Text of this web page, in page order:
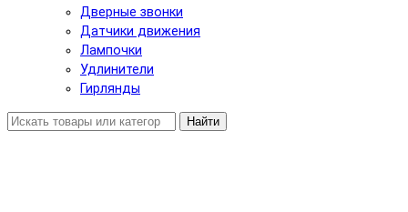
Дверные звонки
Датчики движения
Лампочки
Удлинители
Гирлянды
Найти